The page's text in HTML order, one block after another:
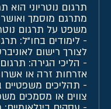
תרגום נוטריוני הוא
מתרגם מוסמך ואושר
משפט על תרגום
- לימודים בחו"ל:
לצורך רישום
- הליכי הגירה:
אזרחות זרה או
- תהליכים משפטיים
צווים או מסמכים